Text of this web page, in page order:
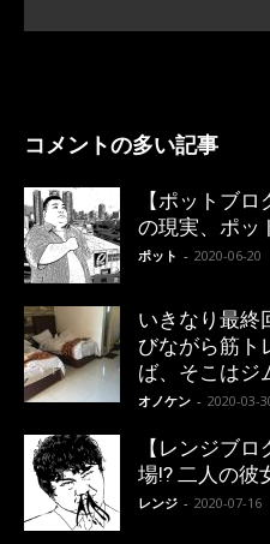
コメントの多い記事
【ポットブ
の現実、ポッ
ポット - 2020-06-20
いきなり最終
びながら筋ト
ば、そこはジ
オノケン - 2020-03-
【レンジブ
場!? 二人の彼
レンジ - 2020-07-16